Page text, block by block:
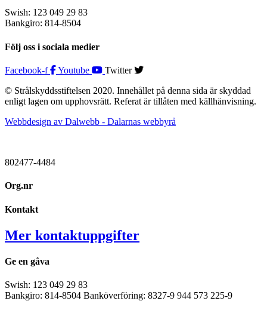
Swish: 123 049 29 83
Bankgiro: 814-8504
Följ oss i sociala medier
Facebook-f Youtube
Twitter
© Strålskyddsstiftelsen 2020. Innehållet på denna sida är skyddad
enligt lagen om upphovsrätt. Referat är tillåten med källhänvisning.
Webbdesign av Dalwebb - Dalarnas webbyrå
802477-4484
Org.nr
Kontakt
Mer kontaktuppgifter
Ge en gåva
Swish: 123 049 29 83
Bankgiro: 814-8504 Banköverföring: 8327-9 944 573 225-9